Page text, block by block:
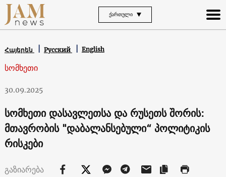
ᲥᲐᲠᲗᲣᲚᲘ
Հայերեն Русский English
სომხეთი
30.09.2025
სომხეთი დასავლეთსა და რუსეთს შორის:
მთავრობის "დაბალანსებული“ პოლიტიკის
რისკები
გაზიარება